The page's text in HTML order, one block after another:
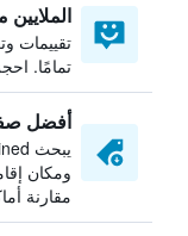
الملايين
تقييمات
تمامًا.
أفضل
ومكان
مقارنة